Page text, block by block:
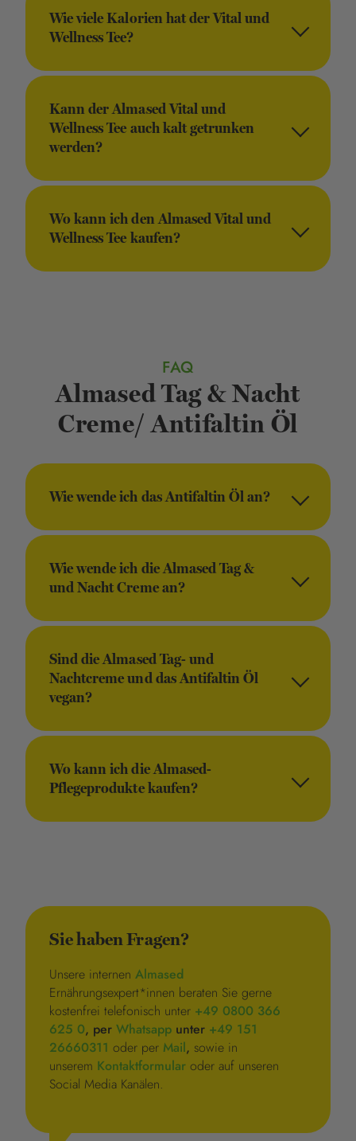
Wie viele Kalorien hat der Vital und
Wellness Tee?
Kann der Almased Vital und
Wellness Tee auch kalt getrunken
werden?
Wo kann ich den Almased Vital und
Wellness Tee kaufen?
FAQ
Almased Tag & Nacht
Creme/ Antifaltin Öl
Wie wende ich das Antifaltin Öl an?
Wie wende ich die Almased Tag &
und Nacht Creme an?
Sind die Almased Tag- und
Nachtcreme und das Antifaltin Öl
vegan?
Wo kann ich die Almased-
Pflegeprodukte kaufen?
Sie haben Fragen?
Unsere internen Almased
Ernährungsexpert*innen beraten Sie gerne
kostenfrei telefonisch unter +49 0800 366
625 0, per Whatsapp unter +49 151
26660311 oder per Mail, sowie in
unserem Kontaktformular oder auf unseren
Social Media Kanälen.